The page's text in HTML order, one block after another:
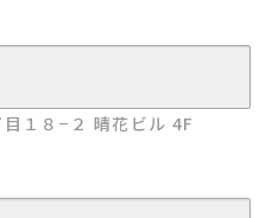
１８−２ 晴花ビル 4F